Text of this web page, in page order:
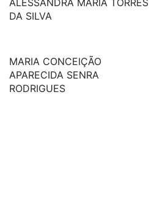
ALESSANDRA MARIA TORRES
DA SILVA
MARIA CONCEIÇÃO
APARECIDA SENRA
RODRIGUES